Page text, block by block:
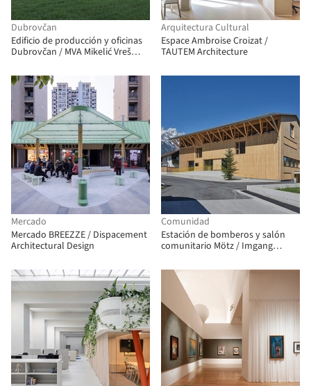
Dubrovčan
Edificio de producción y oficinas
Dubrovčan / MVA Mikelić Vreš
Arquitectura Cultural
Espace Ambroise Croizat /
TAUTEM Architecture
Mercado
Mercado BREEZZE / Dispacement
Architectural Design
Comunidad
Estación de bomberos y salón
comunitario Mötz / Imgang